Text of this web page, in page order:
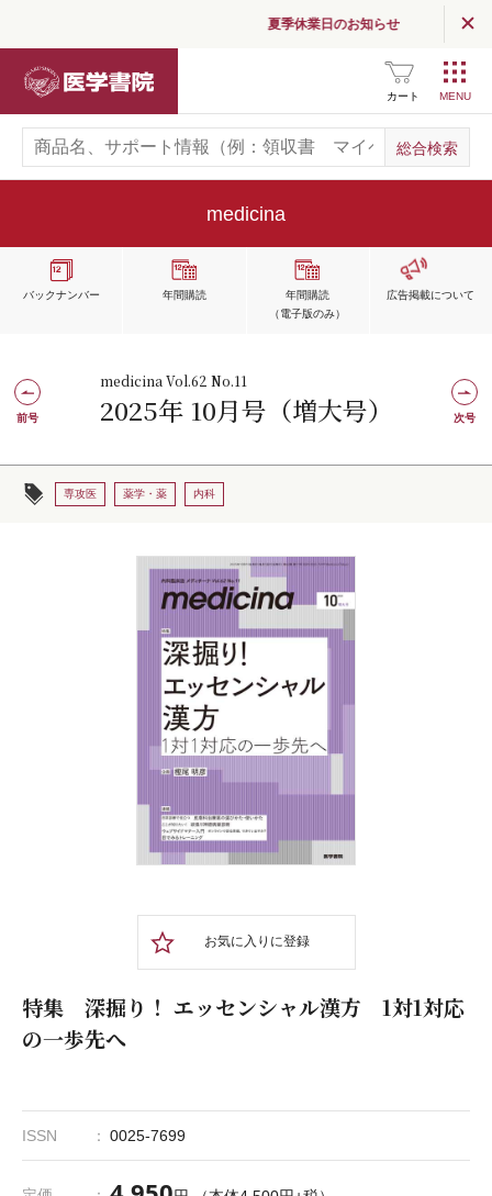
夏季休業日のお知らせ
カート
medicina
バックナンバー 年間購読
年間購読
（電子版のみ）
広告掲載について
medicina Vol.62 No.11
2025年 10月号（増大号）
前号 次号
専攻医 薬学・薬 内科
お気に入りに登録
特集 深掘り！ エッセンシャル漢方 1対1対応
の一歩先へ
ISSN 0025-7699